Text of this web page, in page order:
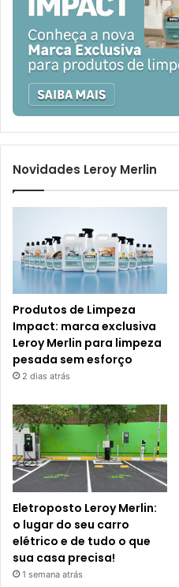
Novidades Leroy Merlin
Produtos de Limpeza
Impact: marca exclusiva
Leroy Merlin para limpeza
pesada sem esforço
2 dias atrás
Eletroposto Leroy Merlin:
o lugar do seu carro
elétrico e de tudo o que
sua casa precisa!
1 semana atrás